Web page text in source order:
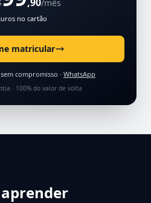
/mês
no cartão
matricular
compromisso · WhatsApp
· 100% do valor de volta